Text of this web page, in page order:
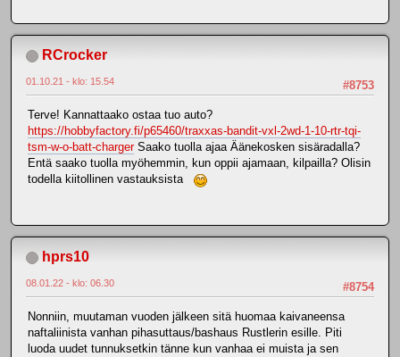
RCrocker
#8753
01.10.21 - klo: 15.54
Terve! Kannattaako ostaa tuo auto?
https://hobbyfactory.fi/p65460/traxxas-bandit-vxl-2wd-1-10-rtr-tqi-
tsm-w-o-batt-chargerSaako tuolla ajaa Äänekosken sisäradalla?
Entä saako tuolla myöhemmin, kun oppii ajamaan, kilpailla? Olisin
todella kiitollinen vastauksista
hprs10
#8754
08.01.22 - klo: 06.30
Nonniin, muutaman vuoden jälkeen sitä huomaa kaivaneensa
naftaliinista vanhan pihasuttaus/bashaus Rustlerin esille. Piti
luoda uudet tunnuksetkin tänne kun vanhaa ei muista ja sen